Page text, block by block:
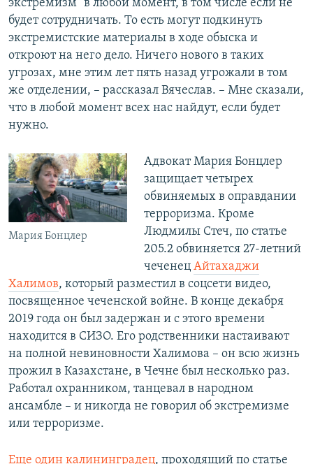
экстремизм" в любой момент, в том числе если не
будет сотрудничать. То есть могут подкинуть
экстремистские материалы в ходе обыска и
откроют на него дело. Ничего нового в таких
угрозах, мне этим лет пять назад угрожали в том
же отделении, – рассказал Вячеслав. – Мне сказали,
что в любой момент всех нас найдут, если будет
нужно.
Мария Бонцлер
Адвокат Мария Бонцлер
защищает четырех
обвиняемых в оправдании
терроризма. Кроме
Людмилы Стеч, по статье
205.2 обвиняется 27-летний
чеченец Айтахаджи
Халимов, который разместил в соцсети видео,
посвященное чеченской войне. В конце декабря
2019 года он был задержан и с этого времени
находится в СИЗО. Его родственники настаивают
на полной невиновности Халимова – он всю жизнь
прожил в Казахстане, в Чечне был несколько раз.
Работал охранником, танцевал в народном
ансамбле – и никогда не говорил об экстремизме
или терроризме.
Еще один калининградец, проходящий по статье